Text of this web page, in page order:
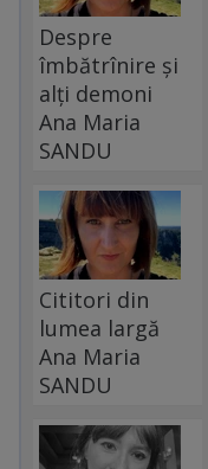
Despre
îmbătrînire și
alți demoni
Ana Maria
SANDU
Cititori din
lumea largă
Ana Maria
SANDU